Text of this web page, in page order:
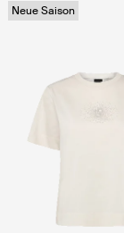
Neue Saison